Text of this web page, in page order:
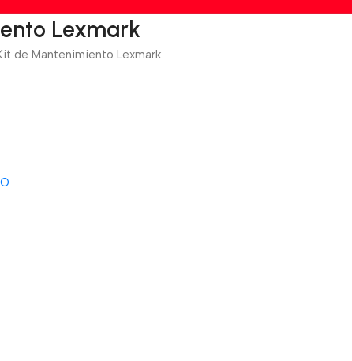
Lexmark
de Mantenimiento Lexmark